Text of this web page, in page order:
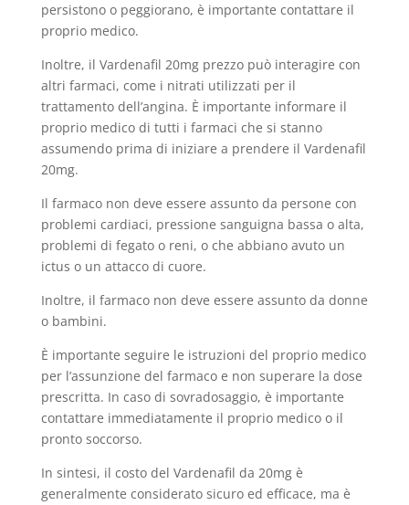
persistono o peggiorano, è importante contattare il
proprio medico.
Inoltre, il Vardenafil 20mg prezzo può interagire con
altri farmaci, come i nitrati utilizzati per il
trattamento dell’angina. È importante informare il
proprio medico di tutti i farmaci che si stanno
assumendo prima di iniziare a prendere il Vardenafil
20mg.
Il farmaco non deve essere assunto da persone con
problemi cardiaci, pressione sanguigna bassa o alta,
problemi di fegato o reni, o che abbiano avuto un
ictus o un attacco di cuore.
Inoltre, il farmaco non deve essere assunto da donne
o bambini.
È importante seguire le istruzioni del proprio medico
per l’assunzione del farmaco e non superare la dose
prescritta. In caso di sovradosaggio, è importante
contattare immediatamente il proprio medico o il
pronto soccorso.
In sintesi, il costo del Vardenafil da 20mg è
generalmente considerato sicuro ed efficace, ma è